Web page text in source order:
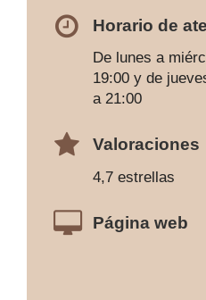
Horario de
De lunes a
19:00 y de
a 21:00
Valoraciones
4,7 estrellas
Página web